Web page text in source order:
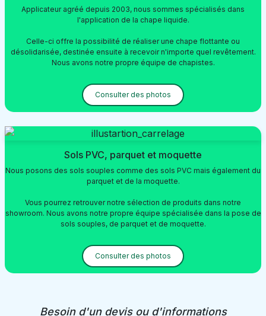
Applicateur agréé depuis 2003, nous sommes spécialisés dans
l'application de la chape liquide.
Celle-ci offre la possibilité de réaliser une chape flottante ou
désolidarisée, destinée ensuite à recevoir n'importe quel revêtement.
Nous avons notre propre équipe de chapistes.
Consulter des photos
Sols PVC, parquet et moquette
Nous posons des sols souples comme des sols PVC mais également du
parquet et de la moquette.
Vous pourrez retrouver notre sélection de produits dans notre
showroom. Nous avons notre propre équipe spécialisée dans la pose de
sols souples, de parquet et de moquette.
Consulter des photos
Besoin d'un devis ou d'informations